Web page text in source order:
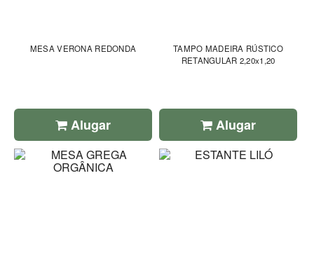
MESA VERONA REDONDA
Alugar
TAMPO MADEIRA RÚSTICO
RETANGULAR 2,20x1,20
Alugar